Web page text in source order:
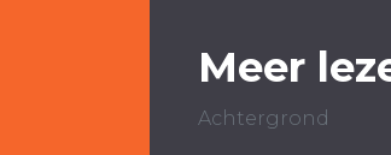
Meer
Achtergrond